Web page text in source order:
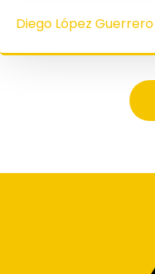
Diego López Guerrero